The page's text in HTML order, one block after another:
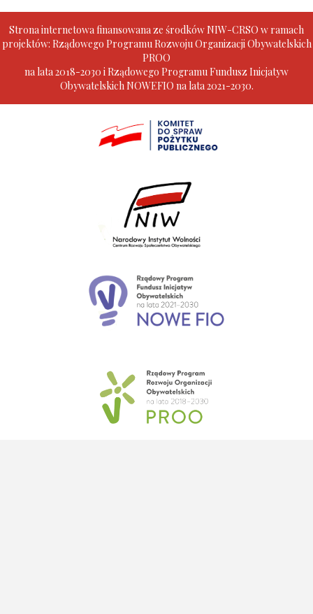
Strona internetowa finansowana ze środków NIW-CRSO w ramach
projektów: Rządowego Programu Rozwoju Organizacji Obywatelskich
PROO
na lata 2018-2030 i Rządowego Programu Fundusz Inicjatyw
Obywatelskich NOWEFIO na lata 2021-2030.